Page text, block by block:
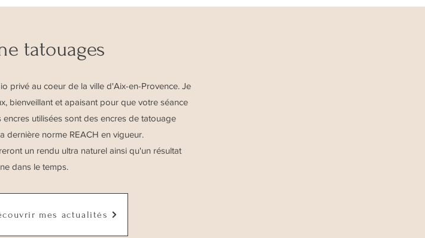
tatouages
privé au coeur de la ville d'Aix-en-Provence. Je
bienveillant et apaisant pour que votre séance
utilisées sont des encres de tatouage
dernière norme REACH en vigueur.
un rendu ultra naturel ainsi qu'un résultat
dans le temps.
mes actualités